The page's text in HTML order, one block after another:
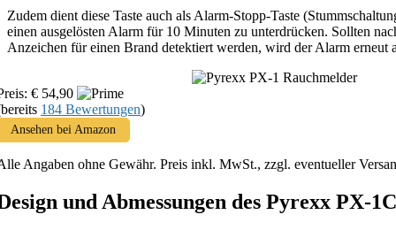
Zudem dient diese Taste auch als Alarm-Stopp-Taste
einen ausgelösten Alarm für 10 Minuten zu unterdrücken. Sollten
Anzeichen für einen Brand detektiert werden, wird der Alarm erneut
€ 54,90
184 Bewertungen)
Ansehen bei Amazon
Angaben ohne Gewähr. Preis inkl. MwSt., zzgl. eventueller
und Abmessungen des Pyrexx PX-1C